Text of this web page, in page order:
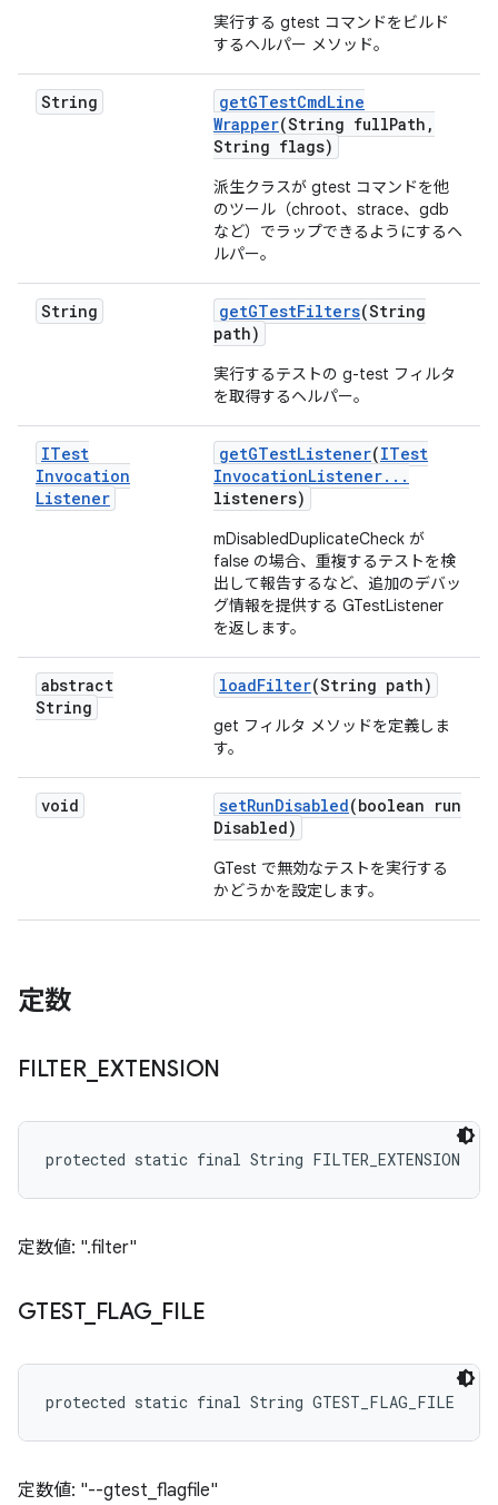
実行する gtest コマンドをビルド
するヘルパー メソッド。
String getGTestCmdLine
Wrapper(String fullPath ,
String flags)
派生クラスが gtest コマンドを他
のツール（chroot、strace、gdb
など）でラップできるようにするヘ
ルパー。
String getGTestFilters(String
path)
実行するテストの g-test フィルタ
を取得するヘルパー。
ITest
Invocation
Listener
getGTestListener(ITest
InvocationListener. . .
listeners)
mDisabledDuplicateCheck が
false の場合、重複するテストを検
出して報告するなど、追加のデバッ
グ情報を提供する GTestListener
を返します。
abstract
String
loadFilter(String path)
get フィルタ メソッドを定義しま
す。
void setRunDisabled(boolean run
Disabled)
GTest で無効なテストを実行する
かどうかを設定します。
定数
FILTER_ EXTENSION
protected static final String FILTER_EXTENSION
定数値: ".filter"
GTEST_ FLAG_ FILE
protected static final String GTEST_FLAG_FILE
定数値: "--gtest_flagfile"